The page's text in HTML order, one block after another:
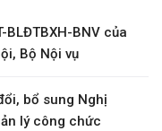
BNV của
Bộ Nội vụ
bổ sung Nghị
lý công chức